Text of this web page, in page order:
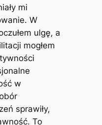
mi
W
ulgę, a
mogłem
w
sprawiły,
To